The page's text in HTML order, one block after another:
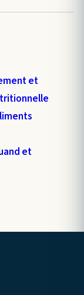
et
et